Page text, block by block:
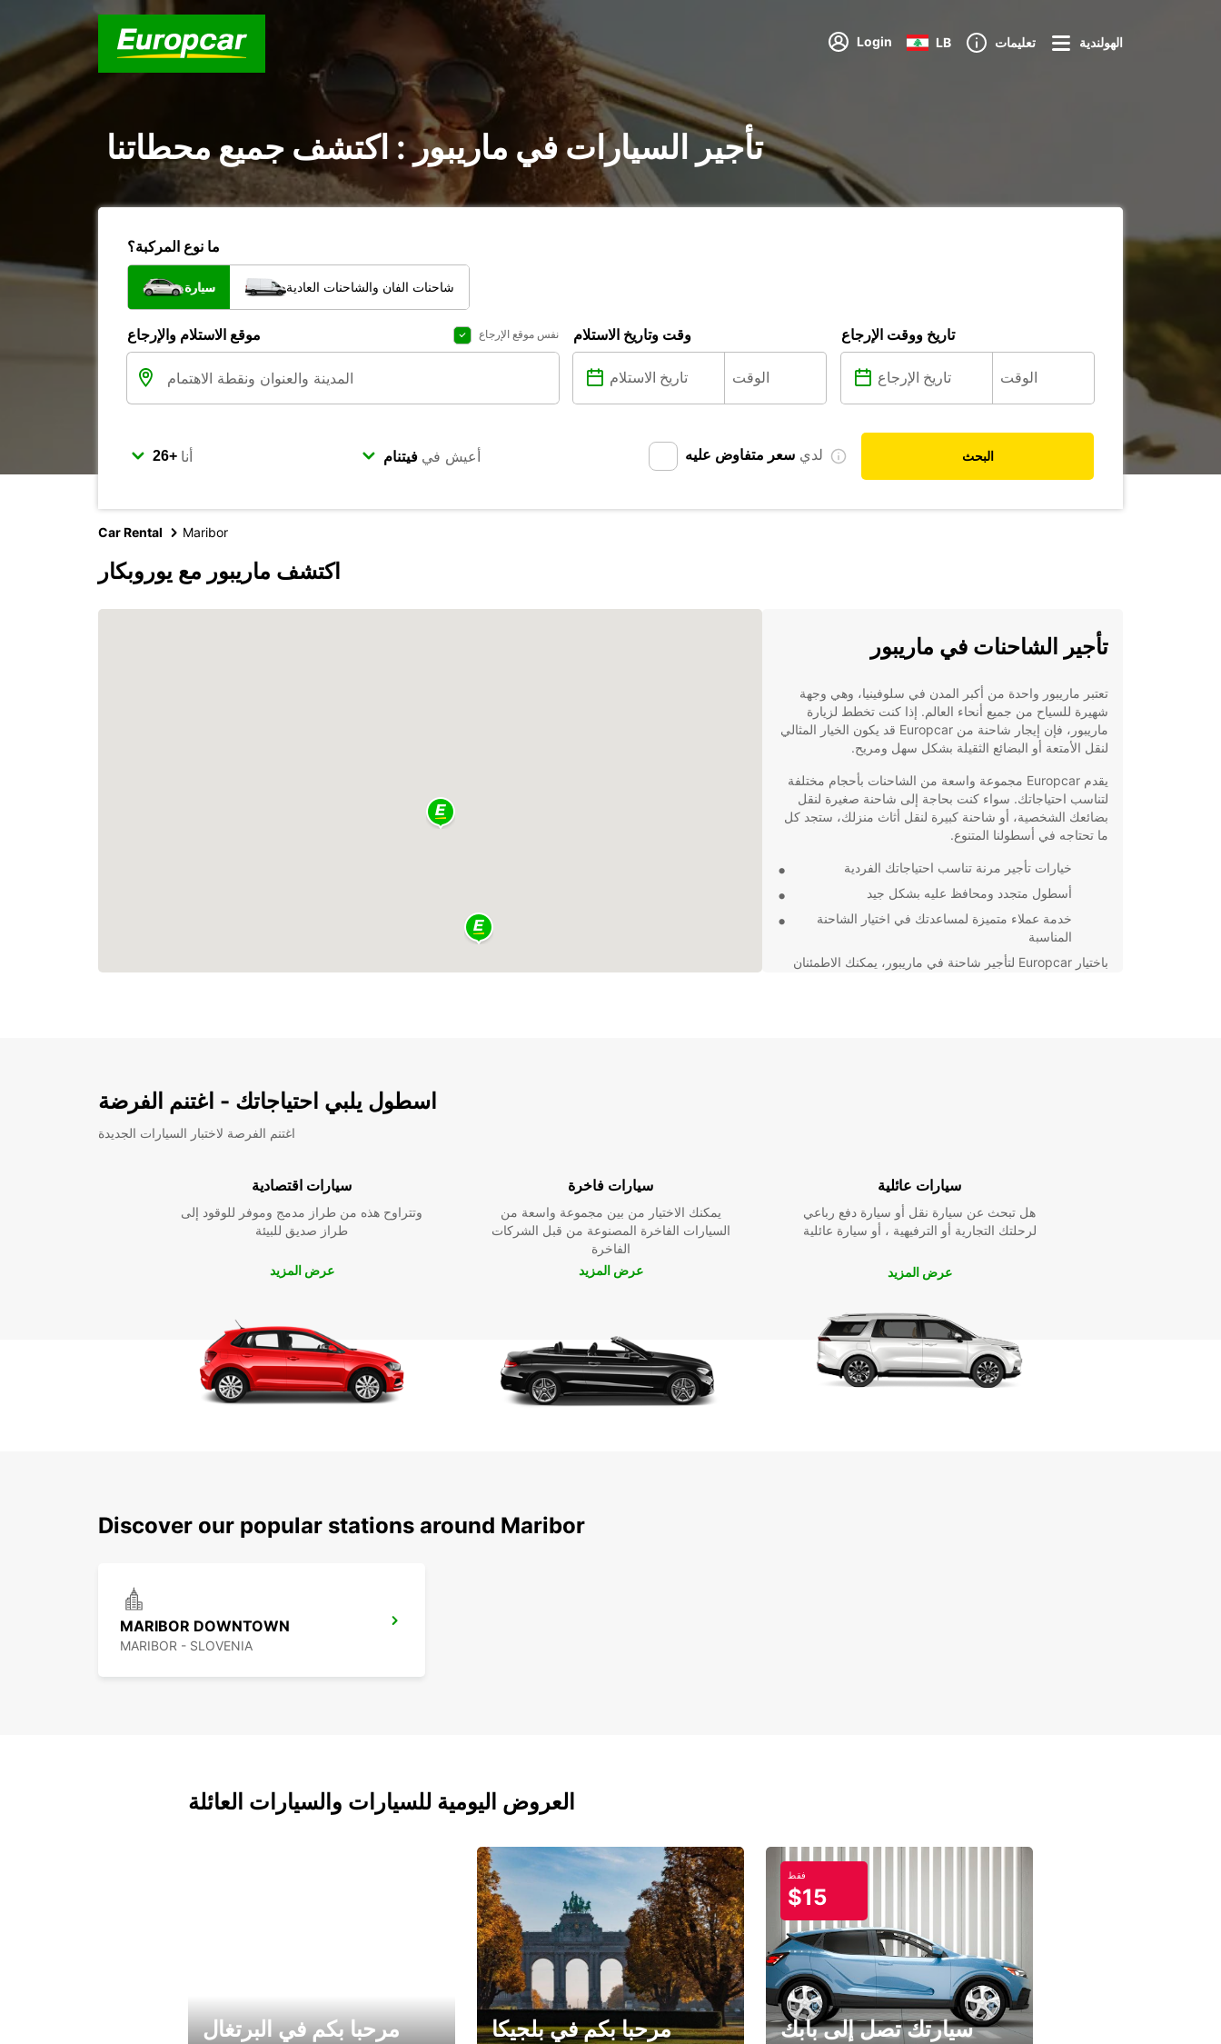
Login LB تعليمات الهولندية
تأجير السيارات في ماريبور : اكتشف جميع محطاتنا
ما نوع المركبة؟
سيارة شاحنات الفان والشاحنات العادية
موقع الاستلام والإرجاع نفس موقع الإرجاع وقت وتاريخ الاستلام تاريخ ووقت الإرجاع
أنا أعيش في لدي سعر متفاوض عليه البحث
Car Rental Maribor
اكتشف ماريبور مع يوروبكار
تأجير الشاحنات في ماريبور
تعتبر ماريبور واحدة من أكبر المدن في سلوفينيا، وهي وجهة
شهيرة للسياح من جميع أنحاء العالم. إذا كنت تخطط لزيارة
ماريبور، فإن إيجار شاحنة من Europcar قد يكون الخيار المثالي
لنقل الأمتعة أو البضائع الثقيلة بشكل سهل ومريح.
يقدم Europcar مجموعة واسعة من الشاحنات بأحجام مختلفة
لتناسب احتياجاتك. سواء كنت بحاجة إلى شاحنة صغيرة لنقل
بضائعك الشخصية، أو شاحنة كبيرة لنقل أثاث منزلك، ستجد كل
ما تحتاجه في أسطولنا المتنوع.
خيارات تأجير مرنة تناسب احتياجاتك الفردية
أسطول متجدد ومحافظ عليه بشكل جيد
خدمة عملاء متميزة لمساعدتك في اختيار الشاحنة
المناسبة
باختيار Europcar لتأجير شاحنة في ماريبور، يمكنك الاطمئنان
اسطول يلبي احتياجاتك - اغتنم الفرضة
اغتنم الفرصة لاختبار السيارات الجديدة
سيارات اقتصادية
وتتراوح هذه من طراز مدمج وموفر للوقود إلى
طراز صديق للبيئة
عرض المزيد
سيارات فاخرة
يمكنك الاختيار من بين مجموعة واسعة من
السيارات الفاخرة المصنوعة من قبل الشركات
الفاخرة
عرض المزيد
سيارات عائلية
هل تبحث عن سيارة نقل أو سيارة دفع رباعي
لرحلتك التجارية أو الترفيهية ، أو سيارة عائلية
عرض المزيد
Discover our popular stations around Maribor
MARIBOR DOWNTOWN
MARIBOR - SLOVENIA
العروض اليومية للسيارات والسيارات العائلة
مرحبا بكم في البرتغال مرحبا بكم في بلجيكا
فقط
$15
سيارتك تصل إلى بابك